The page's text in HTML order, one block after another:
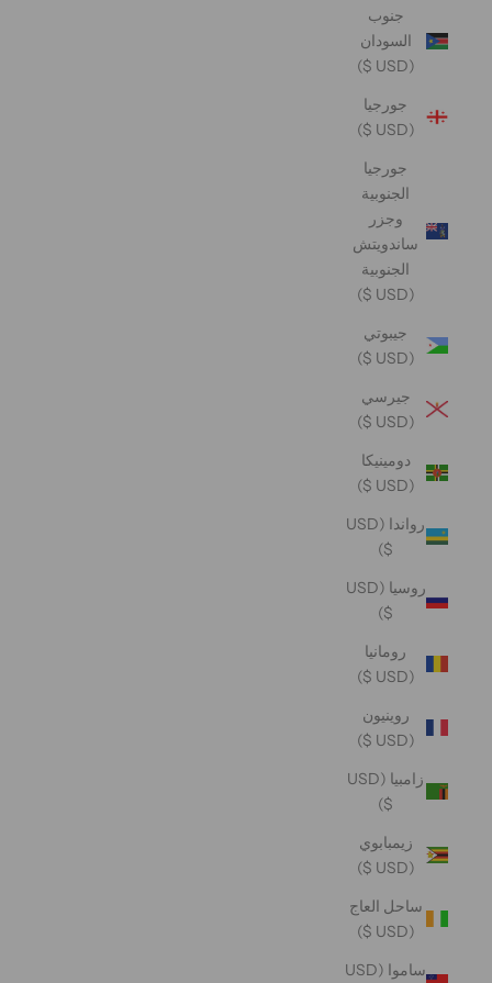
جنوب
السودان
(USD $)
جورجيا
(USD $)
جورجيا
الجنوبية
وجزر
ساندويتش
الجنوبية
(USD $)
جيبوتي
(USD $)
جيرسي
(USD $)
دومينيكا
(USD $)
رواندا (USD
$)
روسيا (USD
$)
رومانيا
(USD $)
روينيون
(USD $)
زامبيا (USD
$)
زيمبابوي
(USD $)
ساحل العاج
(USD $)
ساموا (USD